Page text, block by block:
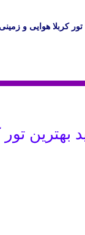
تور کربلا هوایی و زمینی
بهترین